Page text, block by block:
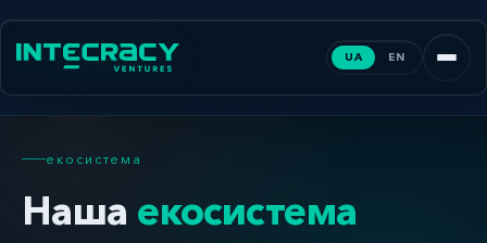
UA EN
екосистема
Наша екосистема